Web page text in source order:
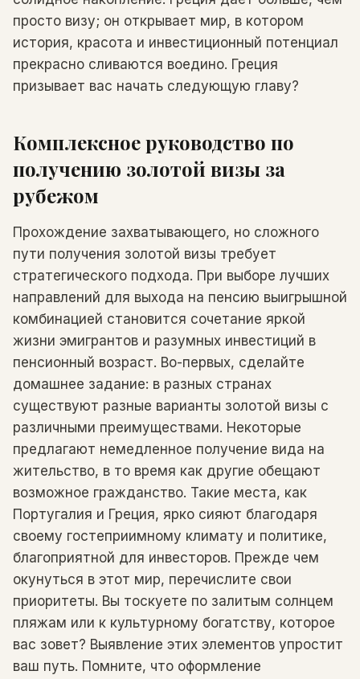
просто визу; он открывает мир, в котором
история, красота и инвестиционный потенциал
прекрасно сливаются воедино. Греция
призывает вас начать следующую главу?
Комплексное руководство по
получению золотой визы за
рубежом
Прохождение захватывающего, но сложного
пути получения золотой визы требует
стратегического подхода. При выборе лучших
направлений для выхода на пенсию выигрышной
комбинацией становится сочетание яркой
жизни эмигрантов и разумных инвестиций в
пенсионный возраст. Во-первых, сделайте
домашнее задание: в разных странах
существуют разные варианты золотой визы с
различными преимуществами. Некоторые
предлагают немедленное получение вида на
жительство, в то время как другие обещают
возможное гражданство. Такие места, как
Португалия и Греция, ярко сияют благодаря
своему гостеприимному климату и политике,
благоприятной для инвесторов. Прежде чем
окунуться в этот мир, перечислите свои
приоритеты. Вы тоскуете по залитым солнцем
пляжам или к культурному богатству, которое
вас зовет? Выявление этих элементов упростит
ваш путь. Помните, что оформление